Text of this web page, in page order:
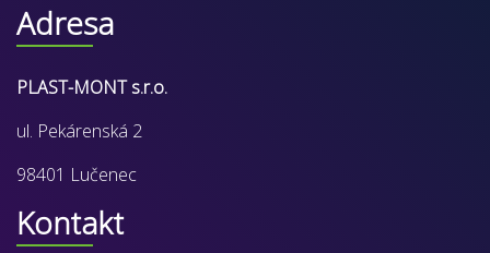
Adresa
PLAST-MONT s.r.o.
ul. Pekárenská 2
98401 Lučenec
Kontakt